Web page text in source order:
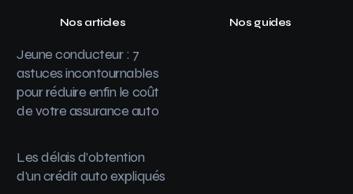
Nos articles
Jeune conducteur : 7
astuces incontournables
pour réduire enfin le coût
de votre assurance auto
Les délais d’obtention
d’un crédit auto expliqués
Nos guides